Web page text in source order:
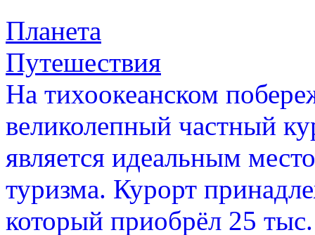
Планета
Путешествия
На тихоокеанском
великолепный частный
является идеальным
туризма. Курорт
который приобрёл 25